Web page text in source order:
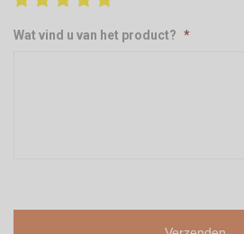
Wat vind u van het product? *